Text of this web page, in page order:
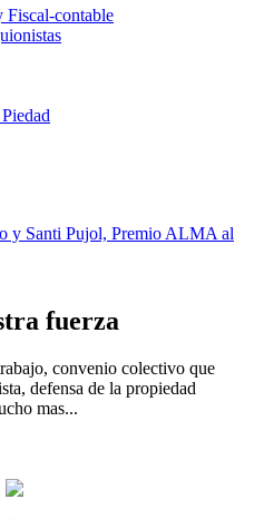
Fiscal-contable
y Santi Pujol, Premio ALMA al
fuerza
convenio colectivo que
defensa de la propiedad
mas...